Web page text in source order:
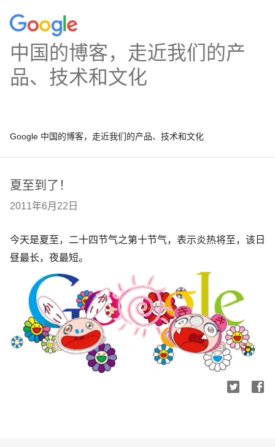
中国的博客，走近我们的产
品、技术和文化
Google 中国的博客，走近我们的产品、技术和文化
夏至到了！
2011年6月22日
今天是夏至，二十四节气之第十节气，表示炎热将至，该日
昼最长，夜最短。